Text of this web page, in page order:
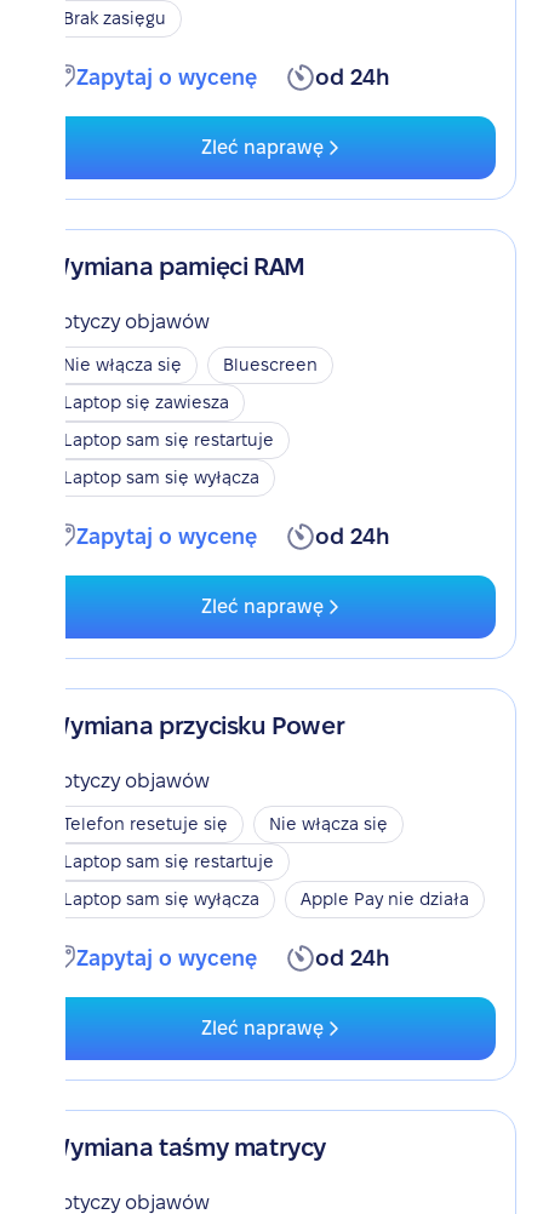
Brak zasięgu
Zapytaj o wycenę od 24h
Zleć naprawę
Wymiana pamięci RAM
Dotyczy objawów
Nie włącza się
Bluescreen
Laptop się zawiesza
Laptop sam się restartuje
Laptop sam się wyłącza
Zapytaj o wycenę od 24h
Zleć naprawę
Wymiana przycisku Power
Dotyczy objawów
Telefon resetuje się
Nie włącza się
Laptop sam się restartuje
Laptop sam się wyłącza
Apple Pay nie działa
Zapytaj o wycenę od 24h
Zleć naprawę
Wymiana taśmy matrycy
Dotyczy objawów